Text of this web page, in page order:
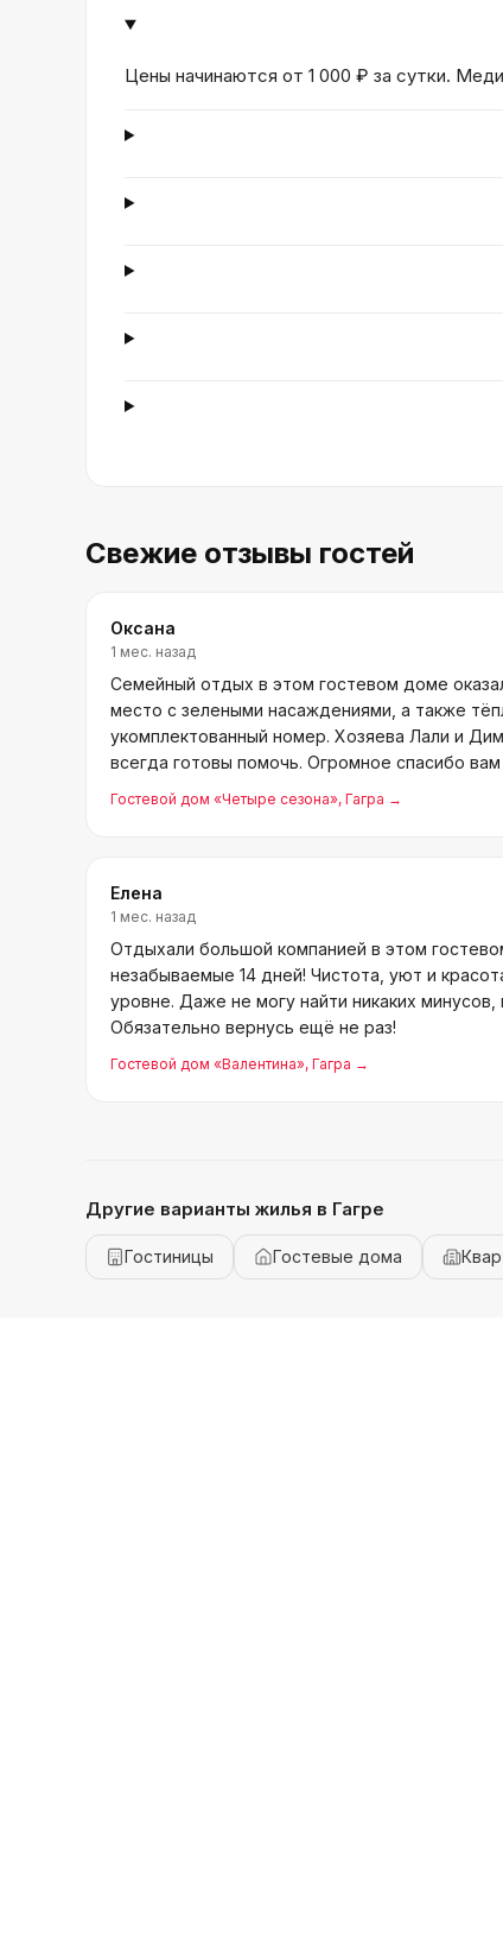
Цены начинаются от 1 000 ₽ за сутки.
Свежие отзывы гостей
Оксана
1 мес. назад
Семейный отдых в этом гостевом доме
место с зелеными насаждениями, а также
укомплектованный номер. Хозяева Лали и
всегда готовы помочь. Огромное спасибо
доброту. Мы обя
Гостевой дом «Четыре сезона», Гагра →
Елена
1 мес. назад
Отдыхали большой компанией в этом
незабываемые 14 дней! Чистота, уют и
уровне. Даже не могу найти никаких
Обязательно вернусь ещё не раз!
Гостевой дом «Валентина», Гагра →
Другие варианты жилья в Гагре
Гостиницы Гостевые дома